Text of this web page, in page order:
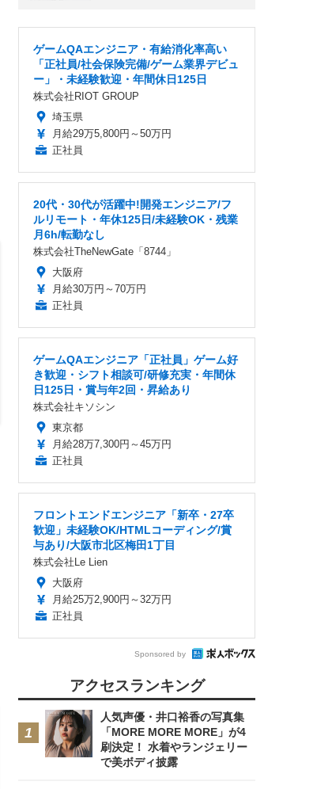
ゲームQAエンジニア・有給消化率高い
「正社員/社会保険完備/ゲーム業界デビュ
ー」・未経験歓迎・年間休日125日
株式会社RIOT GROUP
埼玉県
月給29万5,800円～50万円
正社員
20代・30代が活躍中!開発エンジニア/フ
ルリモート・年休125日/未経験OK・残業
月6h/転勤なし
株式会社TheNewGate「8744」
大阪府
月給30万円～70万円
正社員
ゲームQAエンジニア「正社員」ゲーム好
き歓迎・シフト相談可/研修充実・年間休
日125日・賞与年2回・昇給あり
株式会社キソシン
東京都
月給28万7,300円～45万円
正社員
フロントエンドエンジニア「新卒・27卒
歓迎」未経験OK/HTMLコーディング/賞
与あり/大阪市北区梅田1丁目
株式会社Le Lien
大阪府
月給25万2,900円～32万円
正社員
Sponsored by
アクセスランキング
人気声優・井口裕香の写真集
「MORE MORE MORE」が4
刷決定！ 水着やランジェリー
で美ボディ披露